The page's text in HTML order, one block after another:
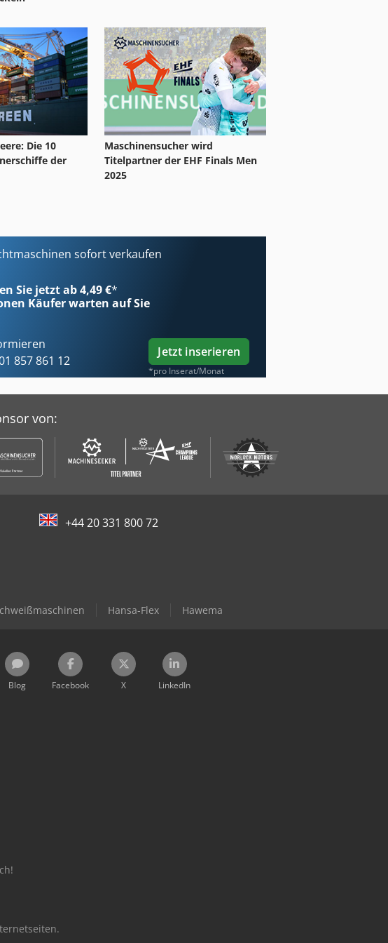
Die 10
der
Maschinensucher wird
Titelpartner der EHF Finals Men
2025
sofort verkaufen
Sie jetzt ab 4,49 €*
Käufer warten auf Sie
857 861 12
Jetzt inserieren
*pro Inserat/Monat
von:
+44 20 331 800 72
Hansa-Flex Hawema
Blog Facebook X LinkedIn